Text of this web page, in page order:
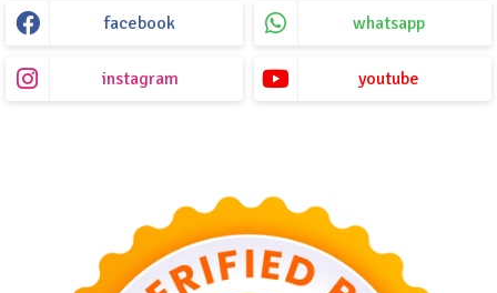
facebook whatsapp
instagram youtube